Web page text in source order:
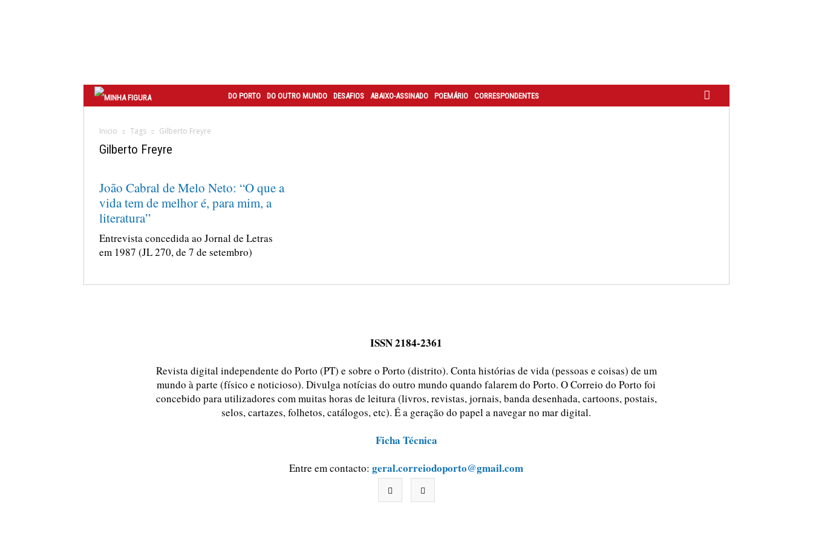
DO PORTO DO OUTRO MUNDO DESAFIOS ABAIXO-ASSINADO POEMÁRIO CORRESPONDENTES
Inicio Tags Gilberto Freyre
Gilberto Freyre
João Cabral de Melo Neto: “O que a
vida tem de melhor é, para mim, a
literatura”
Entrevista concedida ao Jornal de Letras
em 1987 (JL 270, de 7 de setembro)
ISSN 2184-2361
Revista digital independente do Porto (PT) e sobre o Porto (distrito). Conta histórias de vida (pessoas e coisas) de um
mundo à parte (físico e noticioso). Divulga notícias do outro mundo quando falarem do Porto. O Correio do Porto foi
concebido para utilizadores com muitas horas de leitura (livros, revistas, jornais, banda desenhada, cartoons, postais,
selos, cartazes, folhetos, catálogos, etc). É a geração do papel a navegar no mar digital.
Ficha Técnica
Entre em contacto:geral.correiodoporto@gmail.com